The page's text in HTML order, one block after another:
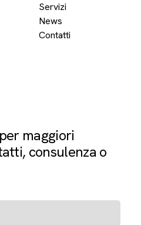
Servizi
News
Contatti
maggiori
consulenza o